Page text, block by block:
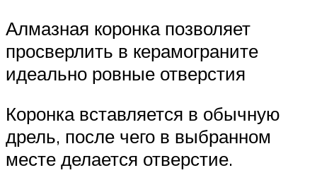
Алмазная коронка позволяет
просверлить в керамограните
идеально ровные отверстия
Коронка вставляется в обычную
дрель, после чего в выбранном
месте делается отверстие.